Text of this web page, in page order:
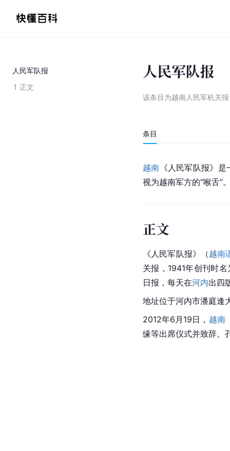
人民军队报
1 正文
人民军队报
该条目为越南人民军机关报
条目
越南 《人民军队报》
视为越南军方的“喉舌”
正文
《人民军队报》（越南
关报，1941年创刊时
日报，每天在河内出四
地址位于河内市潘庭逢
2012年6月19日， 越南
缘等出席仪式并致辞。